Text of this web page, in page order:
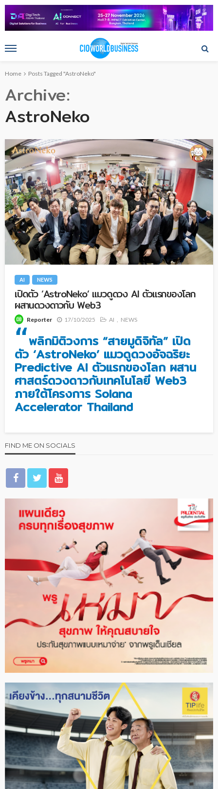
Home Posts Tagged "AstroNeko"
Archive
AstroNeko
AI NEWS
เปิดตัว ‘AstroNeko’ แมวดูดวง AI ตัวแรกของโลก
ผสานดวงดาวกับ Web3
Reporter 17/10/2025 AI NEWS
“พลิกมิติวงการ “สายมูดิจิทัล” เปิด
ตัว ‘AstroNeko’ แมวดูดวงอัจฉริยะ
Predictive AI ตัวแรกของโลก ผสาน
ศาสตร์ดวงดาวกับเทคโนโลยี Web3
ภายใต้โครงการ Solana
Accelerator Thailand
FIND ME ON SOCIALS